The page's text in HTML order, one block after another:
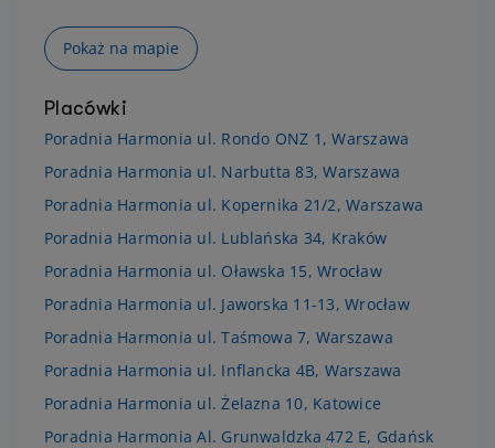
Pokaż na mapie
Placówki
Poradnia Harmonia ul. Rondo ONZ 1, Warszawa
Poradnia Harmonia ul. Narbutta 83, Warszawa
Poradnia Harmonia ul. Kopernika 21/2, Warszawa
Poradnia Harmonia ul. Lublańska 34, Kraków
Poradnia Harmonia ul. Oławska 15, Wrocław
Poradnia Harmonia ul. Jaworska 11-13, Wrocław
Poradnia Harmonia ul. Taśmowa 7, Warszawa
Poradnia Harmonia ul. Inflancka 4B, Warszawa
Poradnia Harmonia ul. Żelazna 10, Katowice
Poradnia Harmonia Al. Grunwaldzka 472 E, Gdańsk